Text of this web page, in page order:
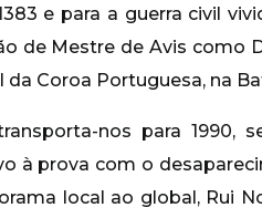
e para a guerra civil
de Mestre de Avis como
da Coroa Portuguesa, na
nos para 1990,
à prova com o
local ao global, Rui